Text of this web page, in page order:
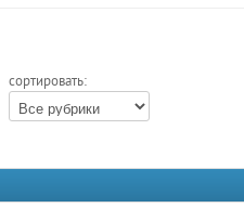
сортировать: